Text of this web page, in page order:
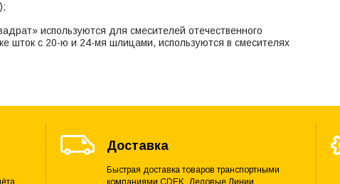
используются для смесителей отечественного
шток с 20-ю и 24-мя шлицами, используются в смесителях
Доставка
Быстрая доставка товаров транспортными
компаниями CDEK, Деловые Линии,